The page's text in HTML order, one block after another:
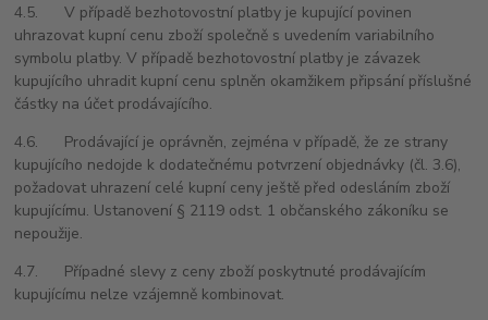
4.5. V případě bezhotovostní platby je kupující povinen
uhrazovat kupní cenu zboží společně s uvedením variabilního
symbolu platby. V případě bezhotovostní platby je závazek
kupujícího uhradit kupní cenu splněn okamžikem připsání příslušné
částky na účet prodávajícího.
4.6. Prodávající je oprávněn, zejména v případě, že ze strany
kupujícího nedojde k dodatečnému potvrzení objednávky (čl. 3.6),
požadovat uhrazení celé kupní ceny ještě před odesláním zboží
kupujícímu. Ustanovení § 2119 odst. 1 občanského zákoníku se
nepoužije.
4.7. Případné slevy z ceny zboží poskytnuté prodávajícím
kupujícímu nelze vzájemně kombinovat.